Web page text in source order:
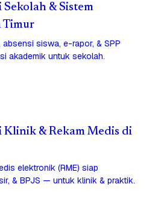
Sekolah & Sistem
Timur
siswa, e-rapor, & SPP
akademik untuk sekolah.
Klinik & Rekam Medis di
elektronik (RME) siap
& BPJS — untuk klinik & praktik.